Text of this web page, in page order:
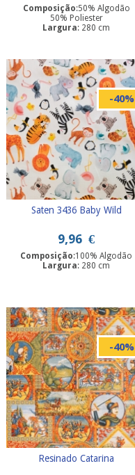
Composição:50% Algodão
50% Poliester
Largura: 280 cm
-40%
Saten 3436 Baby Wild
9,96 €
Composição:100% Algodão
Largura: 280 cm
-40%
Resinado Catarina